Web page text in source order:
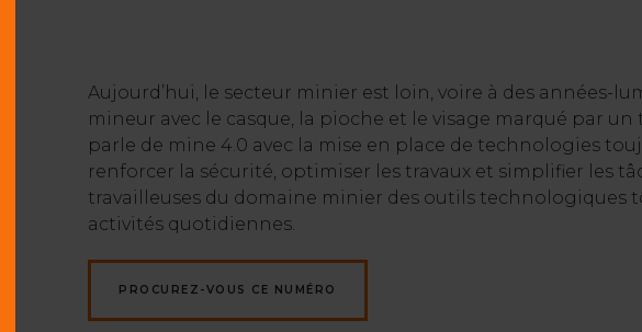
Aujourd’hui, le secteur minier est loin, voire à des années-
mineur avec le casque, la pioche et le visage marqué par
parle de mine 4.0 avec la mise en place de technologies
renforcer la sécurité, optimiser les travaux et simplifier les
travailleuses du domaine minier des outils technologiques
activités quotidiennes.
PROCUREZ-VOUS CE NUMÉRO